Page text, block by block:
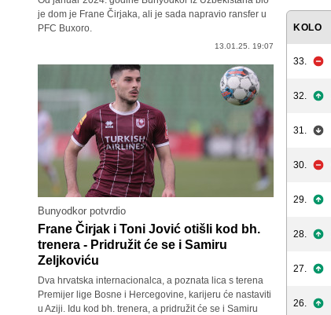
je dom je Frane Čirjaka, ali je sada napravio ransfer u
PFC Buxoro.
13.01.25. 19:07
Bunyodkor potvrdio
Frane Čirjak i Toni Jović otišli kod bh.
trenera - Pridružit će se i Samiru
Zeljkoviću
Dva hrvatska internacionalca, a poznata lica s terena
Premijer lige Bosne i Hercegovine, karijeru će nastaviti
u Aziji. Idu kod bh. trenera, a pridružit će se i Samiru
KOLO
33.
32.
31.
30.
29.
28.
27.
26.